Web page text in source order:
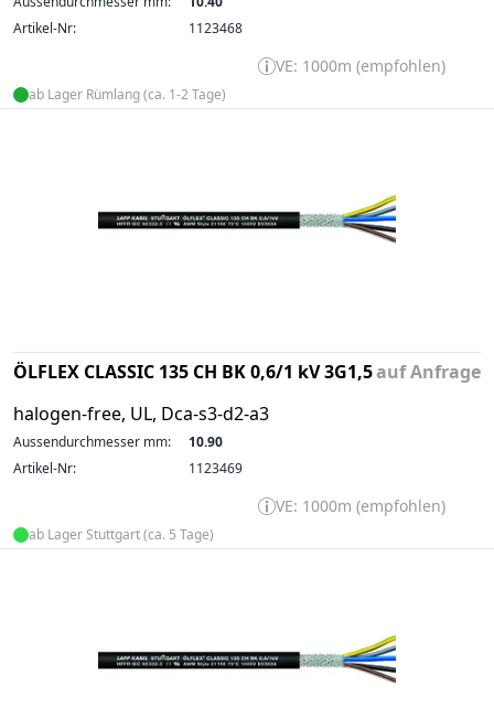
Artikel-Nr:
1123468
VE: 1000m (empfohlen)
ab Lager Rümlang (ca. 1-2 Tage)
ÖLFLEX CLASSIC 135 CH BK 0,6/1 kV 3G1,5
halogen-free, UL, Dca-s3-d2-a3
auf Anfrage
Aussendurchmesser mm:
10.90
Artikel-Nr:
1123469
VE: 1000m (empfohlen)
ab Lager Stuttgart (ca. 5 Tage)